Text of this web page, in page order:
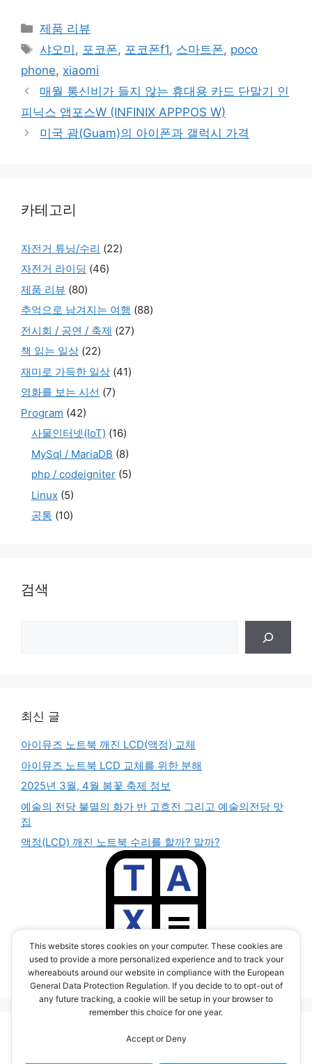
Categories
제품 리뷰
Tags
샤오미 , 포코폰, 포코폰f1, 스마트폰, poco
phone, xiaomi
매월 통신비가 들지 않는 휴대용 카드 단말기 인
피닉스 앱포스W (INFINIX APPPOS W)
미국 괌(Guam)의 아이폰과 갤럭시 가격
카테고리
자전거 튜닝/수리 (22)
자전거 라이딩 (46)
제품 리뷰 (80)
추억으로 남겨지는 여행 (88)
전시회 / 공연 / 축제 (27)
책 읽는 일상 (22)
재미로 가득한 일상 (41)
영화를 보는 시선 (7)
Program (42)
사물인터넷(IoT) (16)
MySql / MariaDB (8)
php / codeigniter (5)
Linux (5)
공통 (10)
검색
최신 글
아이뮤즈 노트북 깨진 LCD(액정) 교체
아이뮤즈 노트북 LCD 교체를 위한 분해
2025년 3월, 4월 봄꽃 축제 정보
예술의 전당 불멸의 화가 반 고흐전 그리고 예술의전당 맛
집
액정(LCD) 깨진 노트북 수리를 할까? 말까?
부가세 계산기 앱
(TAX CALC APP)
© 2026 시간을 달리는 e라이더 blog <전기 자전거 여행,
• Built with GeneratePress
This website stores cookies on your computer. These cookies are
used to provide a more personalized experience and to track your
whereabouts around our website in compliance with the European
General Data Protection Regulation. If you decide to to opt-out of
any future tracking, a cookie will be setup in your browser to
remember this choice for one year.
Accept or Deny